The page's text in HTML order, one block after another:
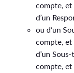
compte, et
d’un
ou d’un
compte, et
d’un
compte, et